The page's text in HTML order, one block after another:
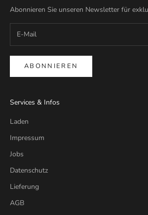
Abonnieren Sie unseren Newsletter für
ABONNIEREN
Services & Infos
Laden
Impressum
Jobs
Datenschutz
Lieferung
AGB